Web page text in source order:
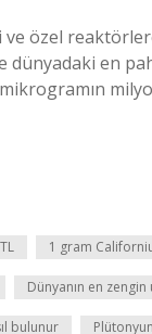
özel
en
1 gram
Dünyanın en
bulunur